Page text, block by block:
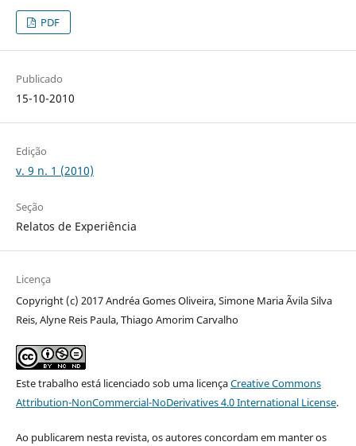
PDF
Publicado
15-10-2010
Edição
v. 9 n. 1 (2010)
Seção
Relatos de Experiência
Licença
Copyright (c) 2017 Andréa Gomes Oliveira, Simone Maria Ãvila Silva
Reis, Alyne Reis Paula, Thiago Amorim Carvalho
Este trabalho está licenciado sob uma licençaCreative Commons
Attribution-NonCommercial-NoDerivatives 4.0 International License.
Ao publicarem nesta revista, os autores concordam em manter os